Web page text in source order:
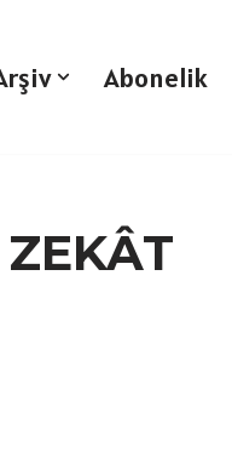
Abonelik